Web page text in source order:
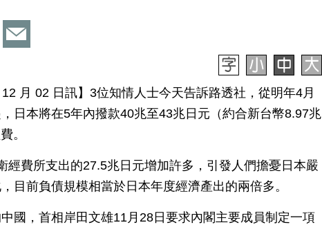
12 月 02 日訊】3位知情人士今天告訴路透社，從明年4月
日本將在5年內撥款40兆至43兆日元（約合新台幣8.97兆
。
經費所支出的27.5兆日元增加許多，引發人們擔憂日本嚴
目前負債規模相當於日本年度經濟產出的兩倍多。
國，首相岸田文雄11月28日要求內閣主要成員制定一項